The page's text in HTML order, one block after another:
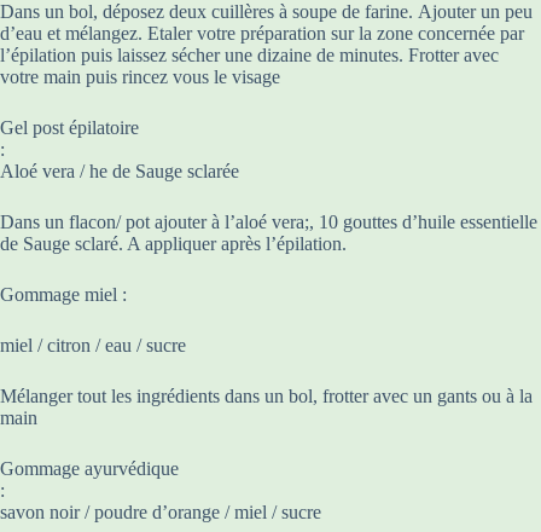
Dans un bol, déposez deux cuillères à soupe de farine. Ajouter un peu
d’eau et mélangez. Etaler votre préparation sur la zone concernée par
l’épilation puis laissez sécher une dizaine de minutes. Frotter avec
votre main puis rincez vous le visage
Gel post épilatoire
:
Aloé vera / he de Sauge sclarée
Dans un flacon/ pot ajouter à l’aloé vera;, 10 gouttes d’huile essentielle
de Sauge sclaré. A appliquer après l’épilation.
Gommage miel :
miel / citron / eau / sucre
Mélanger tout les ingrédients dans un bol, frotter avec un gants ou à la
main
Gommage ayurvédique
:
savon noir / poudre d’orange / miel / sucre